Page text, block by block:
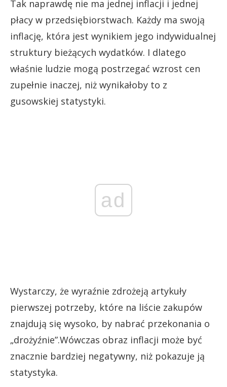
Tak naprawdę nie ma jednej inflacji i jednej
płacy w przedsiębiorstwach. Każdy ma swoją
inflację, która jest wynikiem jego indywidualnej
struktury bieżących wydatków. I dlatego
właśnie ludzie mogą postrzegać wzrost cen
zupełnie inaczej, niż wynikałoby to z
gusowskiej statystyki.
ad
Wystarczy, że wyraźnie zdrożeją artykuły
pierwszej potrzeby, które na liście zakupów
znajdują się wysoko, by nabrać przekonania o
„drożyźnie”.Wówczas obraz inflacji może być
znacznie bardziej negatywny, niż pokazuje ją
statystyka.